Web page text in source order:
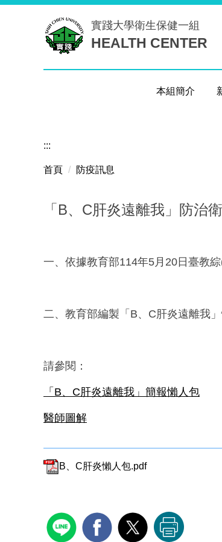
實踐大學衛生保健一組
HEALTH CENTER
本組簡介
:::
首頁 防疫訊息
「B、C肝炎遠離我」防治
一、依據教育部114年5月20日臺教
二、教育部編製「B、C肝炎遠離我
請參閱：
「B、C肝炎遠離我」簡報懶人包
醫師圖解
B、C肝炎懶人包.pdf